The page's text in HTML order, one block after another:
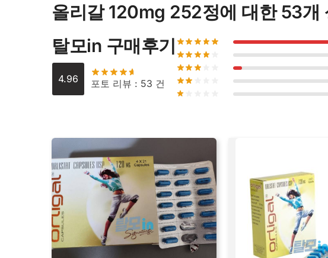
올리갈 120mg 252정에 대한 53개
탈모in 구매후기
4.96 포토 리뷰 : 53 건